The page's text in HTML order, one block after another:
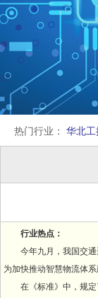
热门行业： 华北
行业热点：
今年九月，我国交通运
为加快推动智慧物流体系
在《标准》中，规定